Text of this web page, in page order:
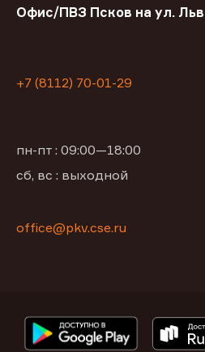
Офис/ПВЗ Псков на ул.
+7 (8112) 70-01-29
пн-пт : 09:00—18:00
сб, вс : выходной
office@pkv.cse.ru